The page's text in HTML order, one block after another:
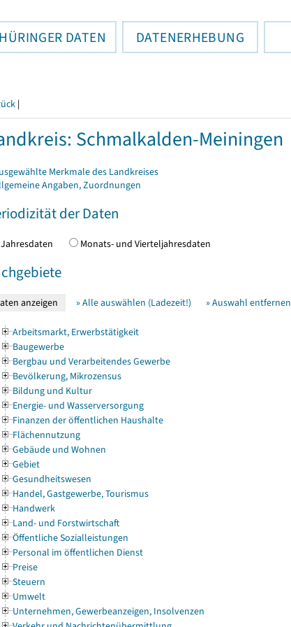
DATEN DATENERHEBUNG
|
Schmalkalden-Meiningen
Merkmale des Landkreises
Angaben, Zuordnungen
der Daten
Jahresdaten Monats- und Vierteljahresdaten
» Alle auswählen (Ladezeit!) » Auswahl entfernen
Arbeitsmarkt, Erwerbstätigkeit
Baugewerbe
Bergbau und Verarbeitendes Gewerbe
Bevölkerung, Mikrozensus
Bildung und Kultur
Energie- und Wasserversorgung
Finanzen der öffentlichen Haushalte
Flächennutzung
Gebäude und Wohnen
Gebiet
Gesundheitswesen
Handel, Gastgewerbe, Tourismus
Handwerk
Land- und Forstwirtschaft
Öffentliche Sozialleistungen
Personal im öffentlichen Dienst
Preise
Steuern
Umwelt
Unternehmen, Gewerbeanzeigen, Insolvenzen